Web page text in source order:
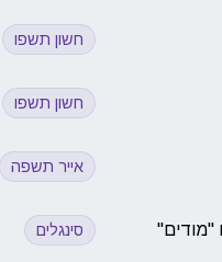
חשון תשפו
חשון תשפו
אייר תשפה
''מודים'' סינגלים